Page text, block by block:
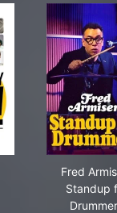
Fred
Standup